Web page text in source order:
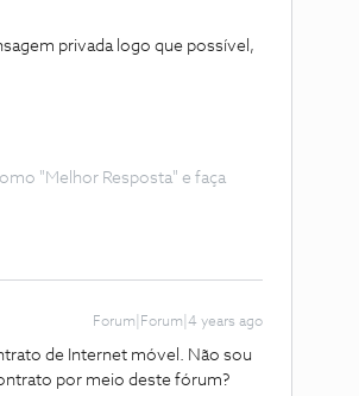
privada logo que possível,
"Melhor Resposta" e faça
Forum|Forum|4 years ago
de Internet móvel. Não sou
por meio deste fórum?